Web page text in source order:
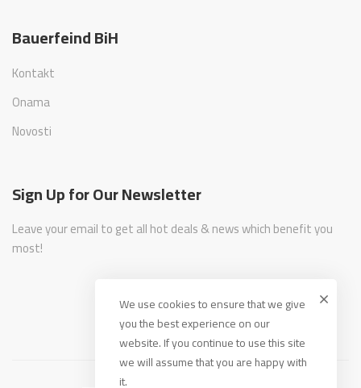
Bauerfeind BiH
Kontakt
Onama
Novosti
Sign Up for Our Newsletter
Leave your email to get all hot deals & news which benefit you
most!
We use cookies to ensure that we give
you the best experience on our
website. If you continue to use this site
we will assume that you are happy with
it.